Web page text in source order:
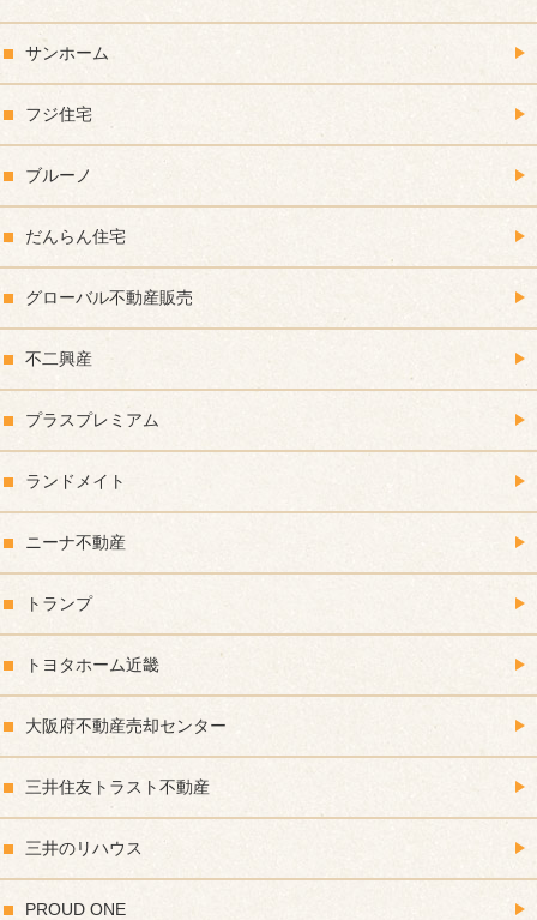
サンホーム
フジ住宅
ブルーノ
だんらん住宅
グローバル不動産販売
不二興産
プラスプレミアム
ランドメイト
ニーナ不動産
トランプ
トヨタホーム近畿
大阪府不動産売却センター
三井住友トラスト不動産
三井のリハウス
PROUD ONE